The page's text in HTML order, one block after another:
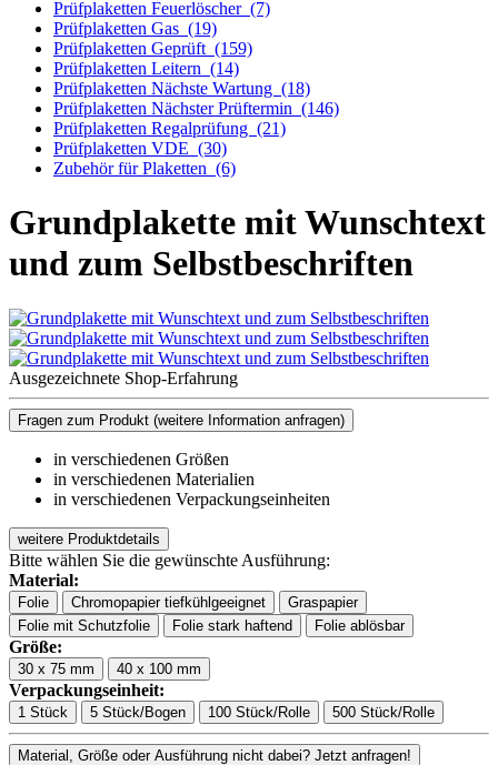
Prüfplaketten Feuerlöscher (7)
Prüfplaketten Gas (19)
Prüfplaketten Geprüft (159)
Prüfplaketten Leitern (14)
Prüfplaketten Nächste Wartung (18)
Prüfplaketten Nächster Prüftermin (146)
Prüfplaketten Regalprüfung (21)
Prüfplaketten VDE (30)
Zubehör für Plaketten (6)
Grundplakette mit Wunschtext
und zum Selbstbeschriften
Ausgezeichnete Shop-Erfahrung
Fragen zum Produkt (weitere Information anfragen)
in verschiedenen Größen
in verschiedenen Materialien
in verschiedenen Verpackungseinheiten
weitere Produktdetails
Bitte wählen Sie die gewünschte Ausführung:
Material:
Folie Chromopapier tiefkühlgeeignet
Graspapier
Folie mit Schutzfolie
Folie stark haftend Folie ablösbar
Größe:
30 x 75 mm 40 x 100 mm
Verpackungseinheit:
1 Stück 5 Stück/Bogen 100 Stück/Rolle 500 Stück/Rolle
Material, Größe oder Ausführung nicht dabei? Jetzt anfragen!